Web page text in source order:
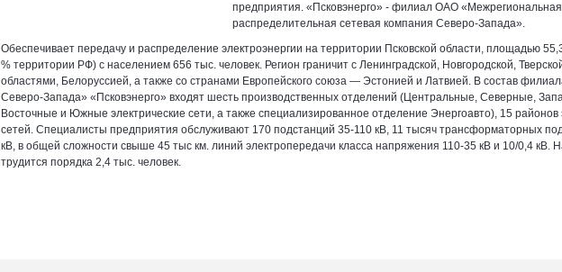
предприятия. «Псковэнерго» - филиал ОАО «Межрегиональная
распределительная сетевая компания Северо-Запада».
Обеспечивает передачу и распределение электроэнергии на территории Псковской области, площадью
% территории РФ) с населением 656 тыс. человек. Регион граничит с Ленинградской, Новгородской,
областями, Белоруссией, а также со странами Европейского союза — Эстонией и Латвией. В состав
Северо-Запада» «Псковэнерго» входят шесть производственных отделений (Центральные, Северные,
Восточные и Южные электрические сети, а также специализированное отделение Энергоавто), 15 районов
сетей. Специалисты предприятия обслуживают 170 подстанций 35-110 кВ, 11 тысяч трансформаторных
кВ, в общей сложности свыше 45 тыс км. линий электропередачи класса напряжения 110-35 кВ и 10/0,4 кВ.
трудится порядка 2,4 тыс. человек.